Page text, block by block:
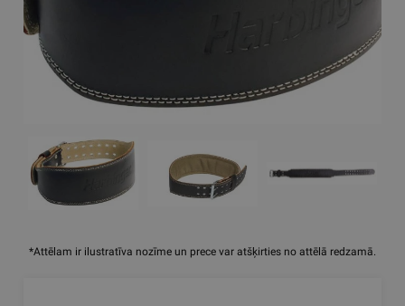
*Attēlam ir ilustratīva nozīme un prece var atšķirties no attēlā redzamā.